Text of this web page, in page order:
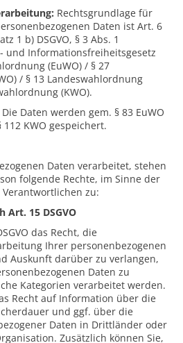
Rechtsgrundlage für
Daten ist Art. 6
1 b) DSGVO, § 3 Abs. 1
und Informationsfreiheitsgesetz
(EuWO) / § 27
/ § 13 Landeswahlordnung
(KWO).
Die Daten werden gem. § 83 EuWO
112 KWO gespeichert.
Daten verarbeitet, stehen
folgende Rechte, im Sinne der
Verantwortlichen zu:
Art. 15 DSGVO
das Recht, die
Ihrer personenbezogenen
Auskunft darüber zu verlangen,
Daten zu
Kategorien verarbeitet werden.
Recht auf Information über die
und ggf. über die
Daten in Drittländer oder
Zusätzlich können Sie,